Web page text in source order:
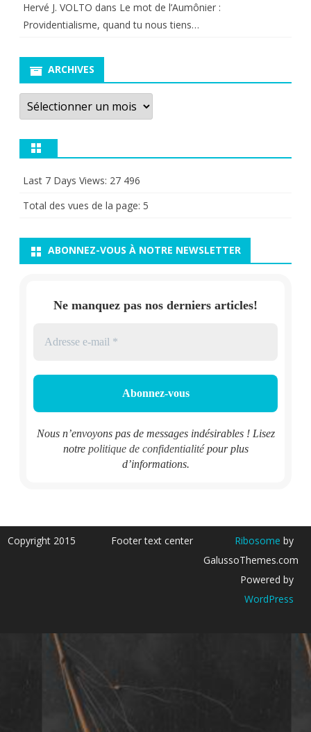
Hervé J. VOLTO dans Le mot de l’Aumônier :
Providentialisme, quand tu nous tiens…
ARCHIVES
Archives
Last 7 Days Views: 27 496
Total des vues de la page: 5
ABONNEZ-VOUS À NOTRE NEWSLETTER
Ne manquez pas nos derniers articles!
Nous n’envoyons pas de messages indésirables ! Lisez
notre politique de confidentialitépour plus
d’informations.
Copyright 2015 Footer text center Ribosome by
GalussoThemes.com
Powered by
WordPress